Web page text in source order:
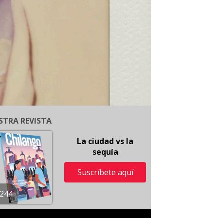
REVISTA
244
La ciudad vs la
sequía
Suscríbete aquí